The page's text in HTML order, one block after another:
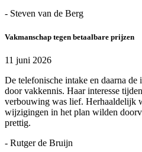
- Steven van de Berg
Vakmanschap tegen betaalbare prijzen
11 juni 2026
De telefonische intake en daarna
door vakkennis. Haar interesse
verbouwing was lief. Herhaaldelijk
wijzigingen in het plan wilden
prettig.
- Rutger de Bruijn